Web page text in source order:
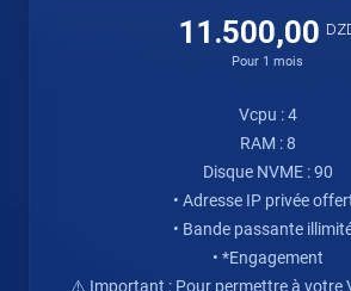
11.500,00
Pour 1 mois
Vcpu : 4
RAM : 8
Disque NVME : 90
• Adresse IP privée
• Bande passante
• *Engagement
⚠️ Important : Pour permettre à votre